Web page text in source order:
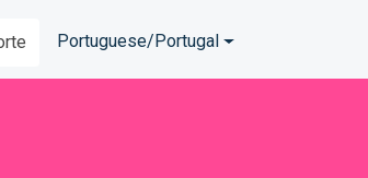
Portuguese/Portugal